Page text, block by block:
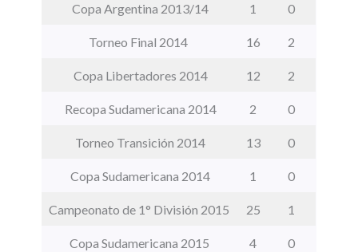
Copa Argentina 2013/14 1 0
Torneo Final 2014 16 2
Copa Libertadores 2014 12 2
Recopa Sudamericana 2014 2 0
Torneo Transición 2014 13 0
Copa Sudamericana 2014 1 0
Campeonato de 1° División 2015 25 1
Copa Sudamericana 2015 4 0